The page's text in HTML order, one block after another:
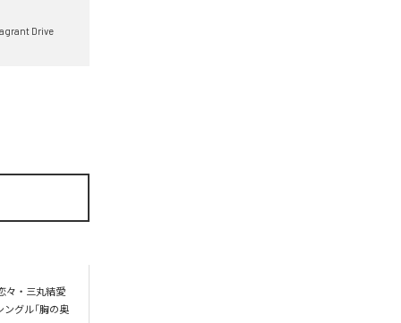
Drive
々・三丸結愛
グル「胸の奥